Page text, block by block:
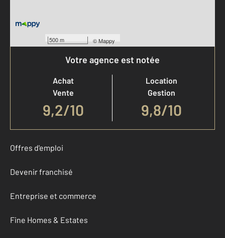
500 m ©Mappy
Votre agence est notée
Achat
Vente
9,2/10
Location
Gestion
9,8/10
Offres d'emploi
Devenir franchisé
Entreprise et commerce
Fine Homes & Estates